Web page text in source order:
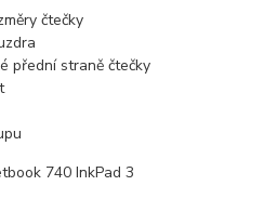
čtečky
přední straně čtečky